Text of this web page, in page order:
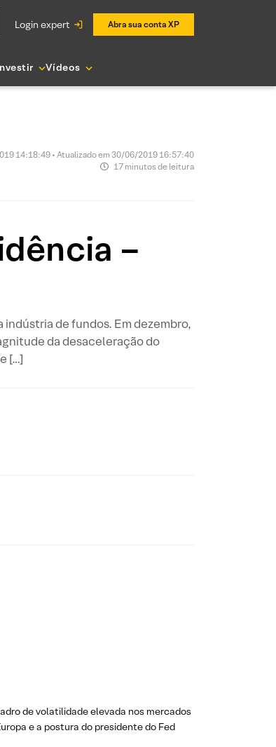
login expert Abra sua conta XP
Vídeos
14:18:49 • Atualizado em 30/06/2019 16:57:40
17 minutos de leitura
–
indústria de fundos. Em dezembro,
da desaceleração do
[…]
de volatilidade elevada nos mercados
e a postura do presidente do Fed